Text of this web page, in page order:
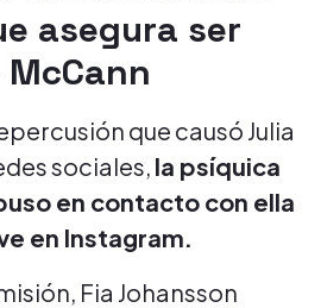
asegura ser
que causó Julia
sociales, la psíquica
en contacto con ella
en Instagram.
Fia Johansson